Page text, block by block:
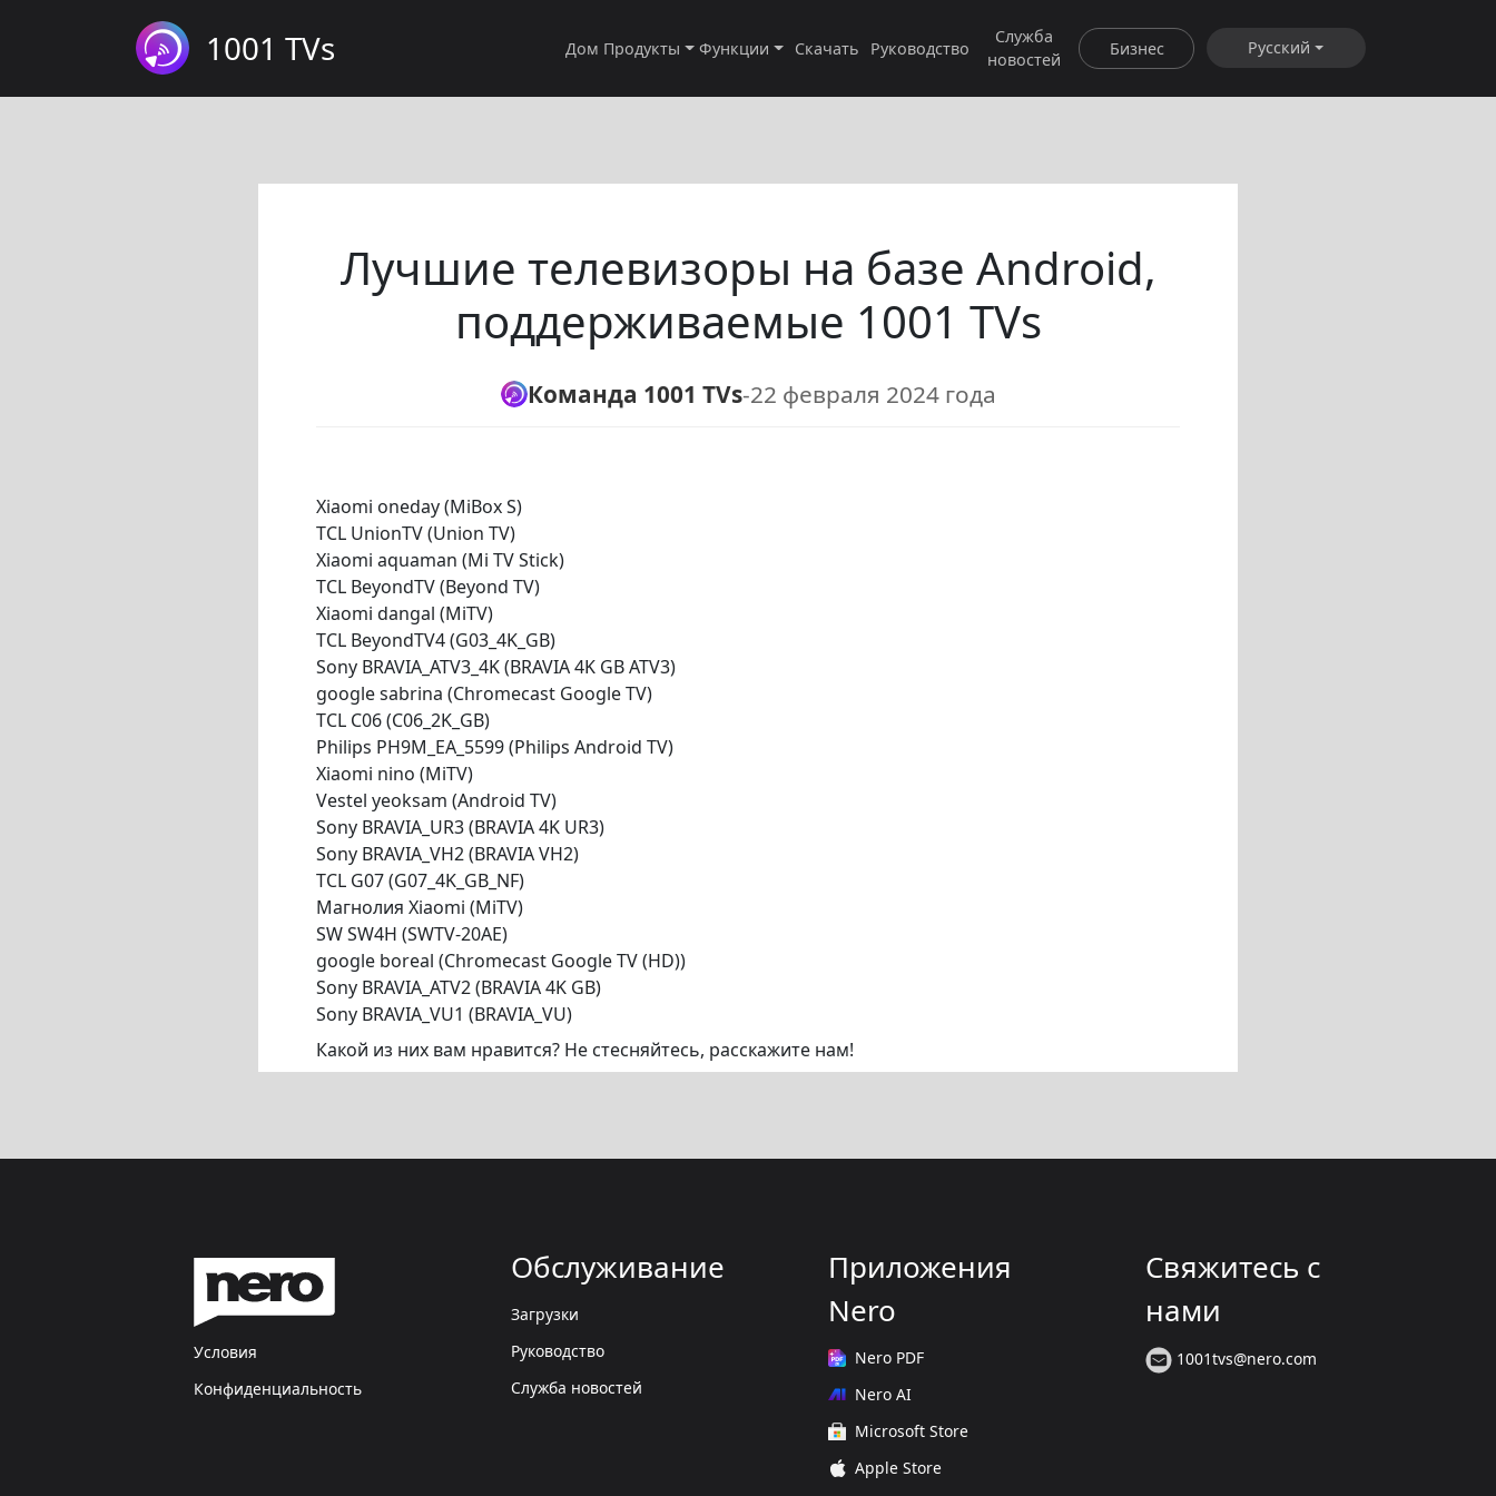
1001 TVs Дом Продукты Функции Скачать Руководство
Служба
новостей
Бизнес Русский
Лучшие телевизоры на базе Android,
поддерживаемые 1001 TVs
Команда 1001 TVs-22 февраля 2024 года
Xiaomi oneday (MiBox S)
TCL UnionTV (Union TV)
Xiaomi aquaman (Mi TV Stick)
TCL BeyondTV (Beyond TV)
Xiaomi dangal (MiTV)
TCL BeyondTV4 (G03_4K_GB)
Sony BRAVIA_ATV3_4K (BRAVIA 4K GB ATV3)
google sabrina (Chromecast Google TV)
TCL C06 (C06_2K_GB)
Philips PH9M_EA_5599 (Philips Android TV)
Xiaomi nino (MiTV)
Vestel yeoksam (Android TV)
Sony BRAVIA_UR3 (BRAVIA 4K UR3)
Sony BRAVIA_VH2 (BRAVIA VH2)
TCL G07 (G07_4K_GB_NF)
Магнолия Xiaomi (MiTV)
SW SW4H (SWTV-20AE)
google boreal (Chromecast Google TV (HD))
Sony BRAVIA_ATV2 (BRAVIA 4K GB)
Sony BRAVIA_VU1 (BRAVIA_VU)
Какой из них вам нравится? Не стесняйтесь, расскажите нам!
Условия
Конфиденциальность
Обслуживание
Загрузки
Руководство
Служба новостей
Приложения
Nero
Nero PDF
Nero AI
Microsoft Store
Apple Store
Свяжитесь с
нами
1001tvs@nero.com